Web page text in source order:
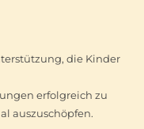
die Kinder
erfolgreich zu
auszuschöpfen.